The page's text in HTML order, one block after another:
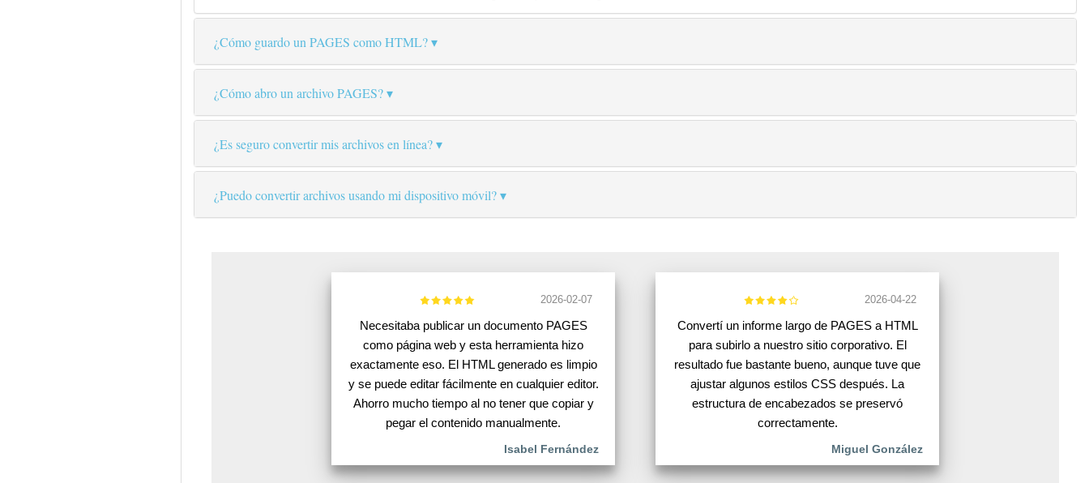
¿Cómo guardo un PAGES como HTML?
¿Cómo abro un archivo PAGES?
¿Es seguro convertir mis archivos en línea?
¿Puedo convertir archivos usando mi dispositivo móvil?
2026-02-07
Necesitaba publicar un documento PAGES
como página web y esta herramienta hizo
exactamente eso. El HTML generado es limpio
y se puede editar fácilmente en cualquier editor.
Ahorro mucho tiempo al no tener que copiar y
pegar el contenido manualmente.
Isabel Fernández
2026-04-22
Convertí un informe largo de PAGES a HTML
para subirlo a nuestro sitio corporativo. El
resultado fue bastante bueno, aunque tuve que
ajustar algunos estilos CSS después. La
estructura de encabezados se preservó
correctamente.
Miguel González